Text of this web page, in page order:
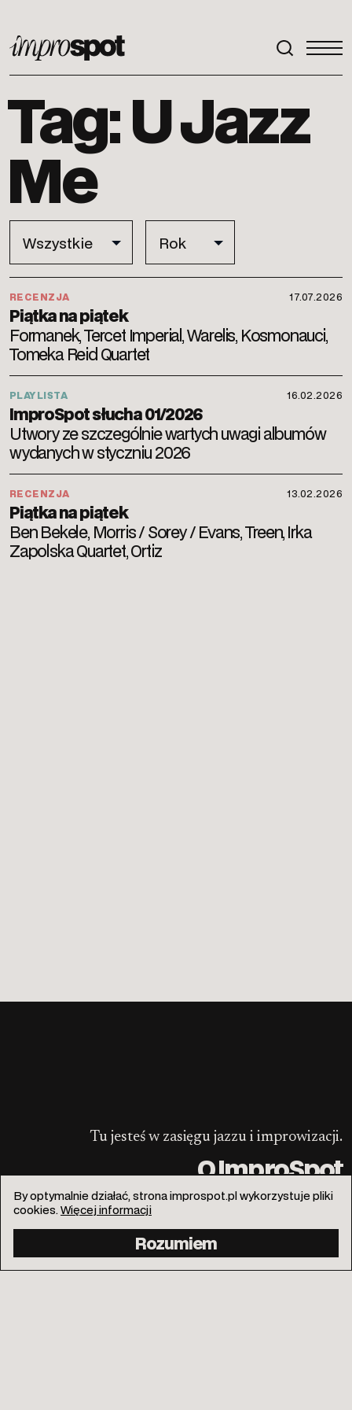
ImproSpot
Tag: U Jazz
Me
Piątka na piątek
Formanek, Tercet Imperial, Warelis, Kosmonauci,
Tomeka Reid Quartet
RECENZJA 17.07.2026
ImproSpot słucha 01/2026
Utwory ze szczególnie wartych uwagi albumów
wydanych w styczniu 2026
PLAYLISTA 16.02.2026
Piątka na piątek
Ben Bekele, Morris / Sorey / Evans, Treen, Irka
Zapolska Quartet, Ortiz
RECENZJA 13.02.2026
Tu jesteś w zasięgu jazzu i improwizacji.
O ImproSpot
info@improspot.pl
By optymalnie działać, strona improspot.pl wykorzystuje pliki
cookies.Więcej informacji
Rozumiem